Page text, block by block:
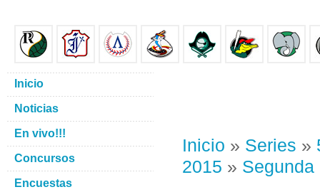
Inicio » Series »
2015 » Segunda
Inicio
Noticias
En vivo!!!
Concursos
Encuestas